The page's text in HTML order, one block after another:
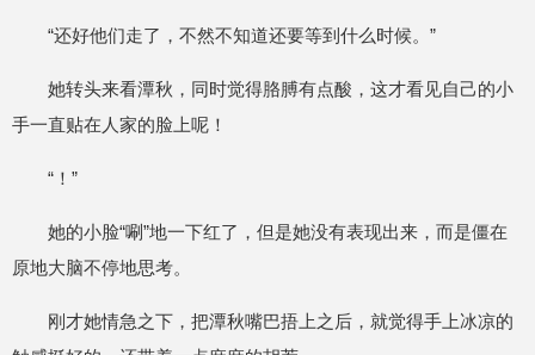
“还好他们走了，不然不知道还要等到什么时候。”
她转头来看潭秋，同时觉得胳膊有点酸，这才看见自己的小
手一直贴在人家的脸上呢！
“！”
她的小脸“唰”地一下红了，但是她没有表现出来，而是僵在
原地大脑不停地思考。
刚才她情急之下，把潭秋嘴巴捂上之后，就觉得手上冰凉的